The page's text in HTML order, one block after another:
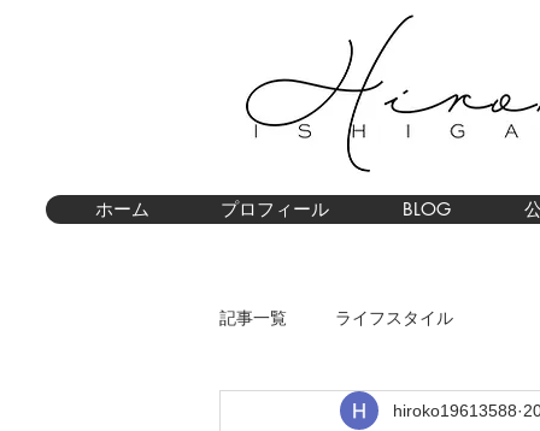
ホーム プロフィール BLOG
記事一覧 ライフスタイル
hiroko19613588